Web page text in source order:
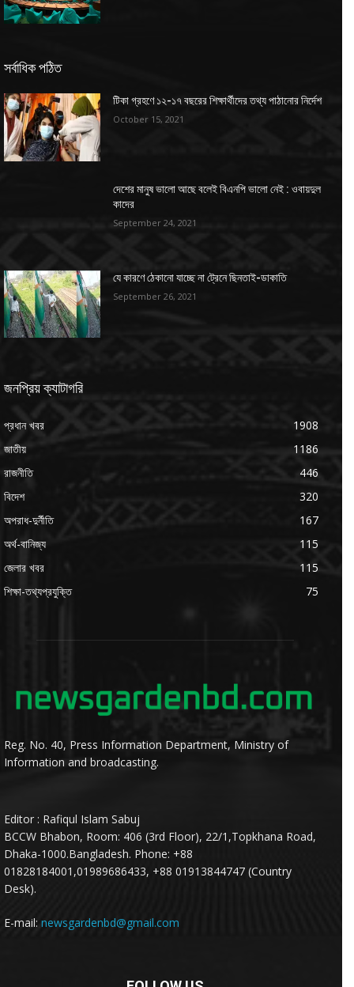
সর্বাধিক পঠিত
টিকা গ্রহণে ১২-১৭ বছরের শিক্ষার্থীদের তথ্য পাঠানোর নির্দেশ
October 15, 2021
দেশের মানুষ ভালো আছে বলেই বিএনপি ভালো নেই : ওবায়দুল
কাদের
September 24, 2021
যে কারণে ঠেকানো যাচ্ছে না ট্রেনে ছিনতাই-ডাকাতি
September 26, 2021
জনপ্রিয় ক্যাটাগরি
প্রধান খবর
1908
জাতীয়
1186
রাজনীতি
446
বিদেশ
320
অপরাধ-দুর্নীতি
167
অর্থ-বানিজ্য
115
জেলার খবর
115
শিক্ষা-তথ্যপ্রযুক্তি
75
Reg. No. 40, Press Information Department, Ministry of
Information and broadcasting.
Editor : Rafiqul Islam Sabuj
BCCW Bhabon, Room: 406 (3rd Floor), 22/1,Topkhana Road,
Dhaka-1000.Bangladesh. Phone: +88
01828184001,01989686433, +88 01913844747 (Country
Desk).
E-mail: newsgardenbd@gmail.com